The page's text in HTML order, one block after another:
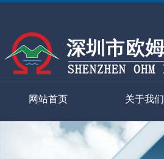
网站首页 关于我们